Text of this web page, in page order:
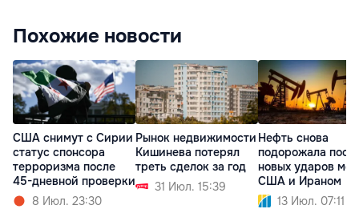
Похожие новости
США снимут с Сирии
статус спонсора
терроризма после
45-дневной проверки
8 Июл. 23:30
Рынок недвижимости
Кишинева потерял
треть сделок за год
31 Июл. 15:39
Нефть снова
подорожала
новых ударов
США и Ираном
13 Июл. 07:11